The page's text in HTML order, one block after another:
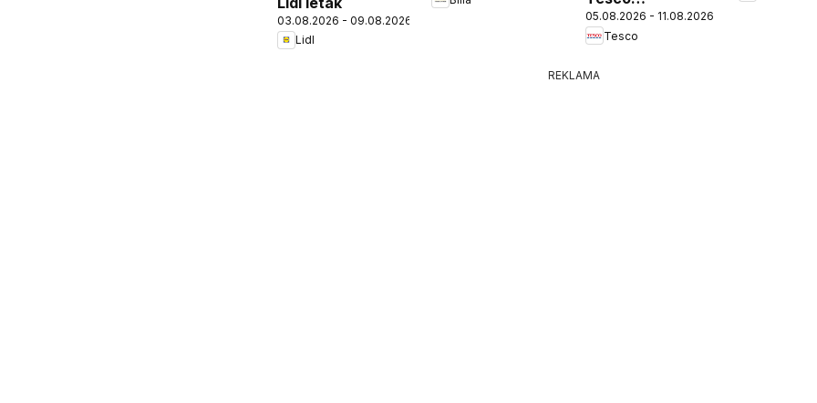
03.08.2026 - 09.08.2026
Lidl
Hypermarket -
leták
05.08.2026 - 11.08.2026
Tesco
REKLAMA